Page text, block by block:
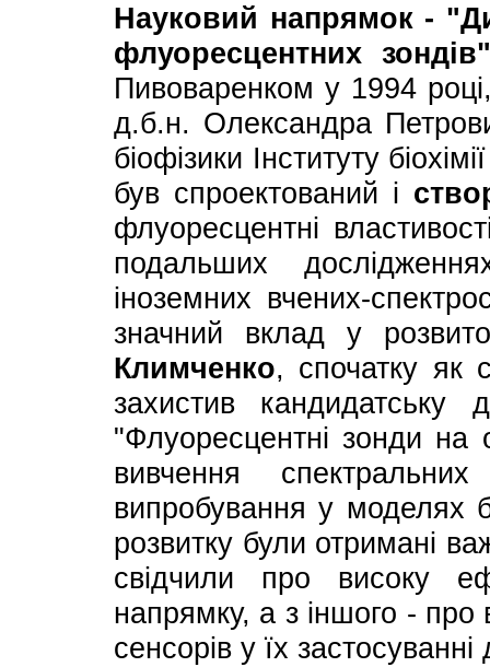
Науковий напрямок -
флуоресцентних
Пивоваренком у 1994 році,
д.б.н. Олександра
біофізики Інституту
був спроектований і
флуоресцентні
подальших
іноземних вчених-
значний вклад у
Климченко, спочатку як
захистив
"Флуоресцентні зонди на
вивчення
випробування у моделях
розвитку були отримані
свідчили про високу
напрямку, а з іншого - про
сенсорів у їх